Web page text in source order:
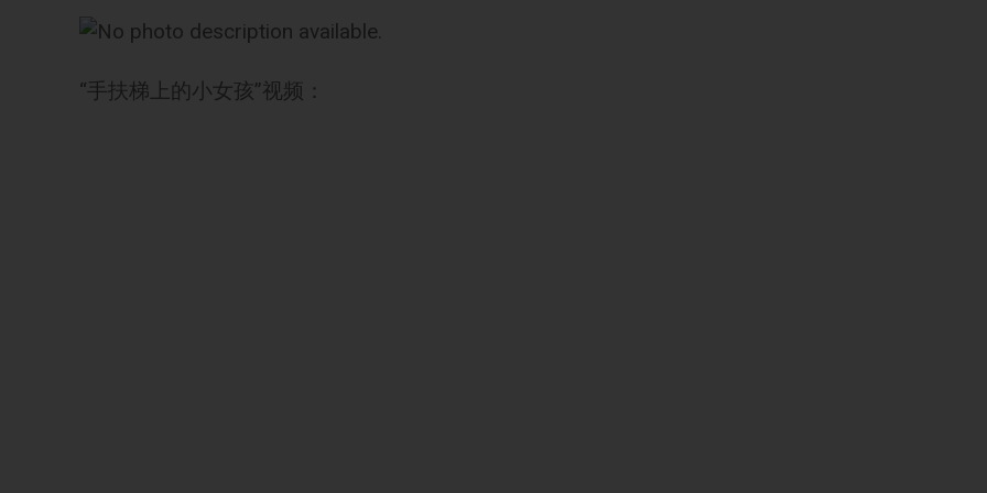
“手扶梯上的小女孩”视频：